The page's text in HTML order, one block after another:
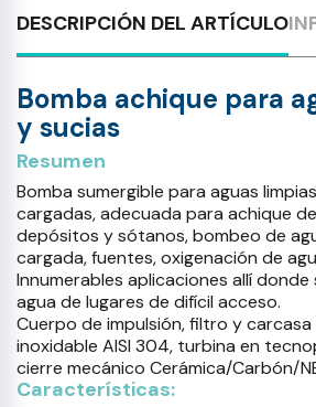
DESCRIPCIÓN DEL ARTÍCULO
Bomba achique para
y sucias
Resumen
Bomba sumergible para aguas
cargadas, adecuada para achique
depósitos y sótanos, bombeo de
cargada, fuentes, oxigenación de
Innumerables aplicaciones allí
agua de lugares de difícil acceso.
Cuerpo de impulsión, filtro y
inoxidable AISI 304, turbina en
cierre mecánico Cerámica/Carbón/
Características: